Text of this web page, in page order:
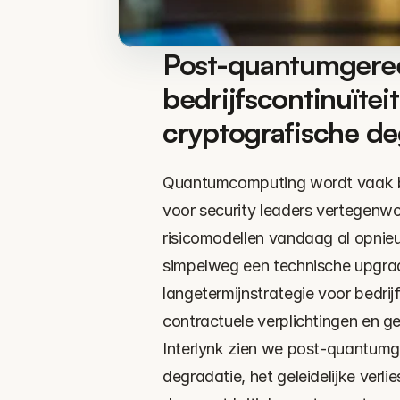
Post-
cryptografische
Quantumcomputing wordt vaak
voor security leaders
risicomodellen vandaag al
simpelweg een technische
langetermijnstrategie voor
contractuele verplichtingen en
Interlynk zien we post-
degradatie, het geleidelijke